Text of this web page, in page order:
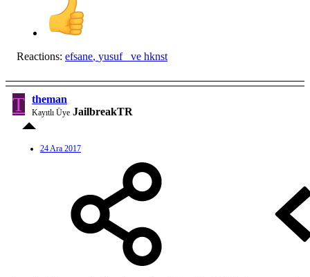
Reactions: efsane, yusuf_ ve hknst
T theman
Kayıtlı Üye JailbreakTR
24 Ara 2017